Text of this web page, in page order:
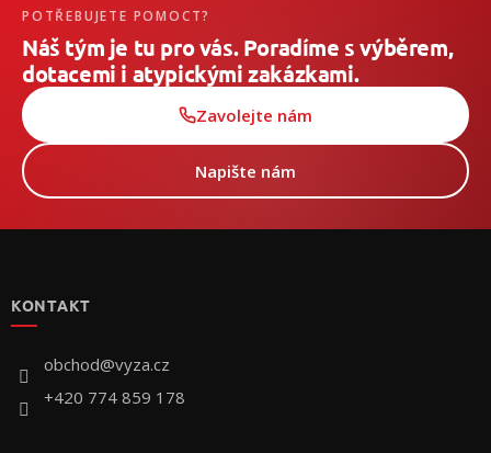
POTŘEBUJETE POMOCT?
Náš tým je tu pro vás. Poradíme s výběrem,
dotacemi i atypickými zakázkami.
Zavolejte nám
Napište nám
KONTAKT
obchod@vyza.cz
+420 774 859 178